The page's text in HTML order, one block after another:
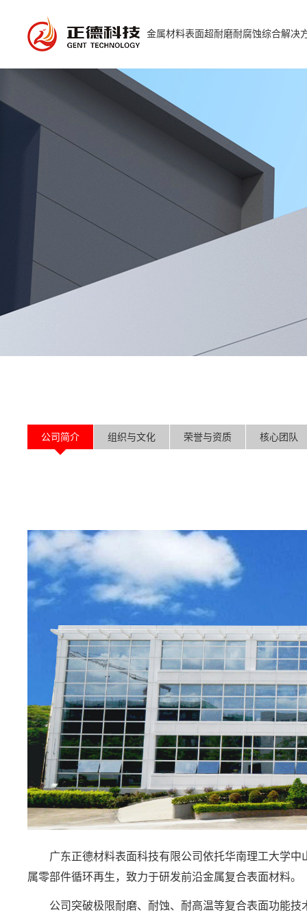
金属材料表面超耐磨耐腐蚀综合解决
公司简介 组织与文化 荣誉与资质 核心团队
广东正德材料表面科技有限公司依托华南理工大学
属零部件循环再生，致力于研发前沿金属复合表面材料。
公司突破极限耐磨、耐蚀、耐高温等复合表面功能